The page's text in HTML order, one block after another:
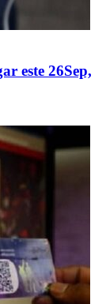
este 26Sep,